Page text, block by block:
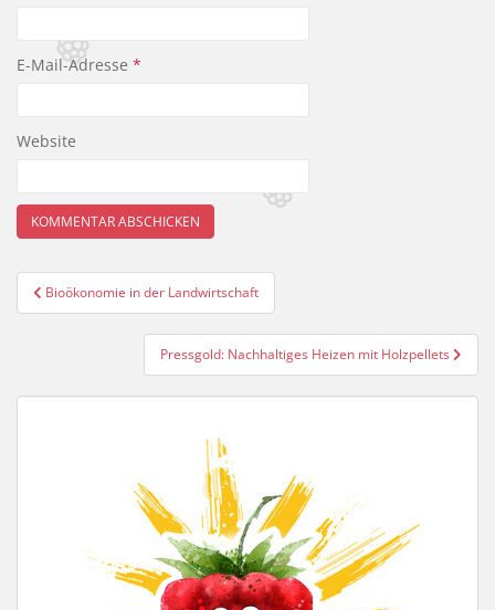
E-Mail-Adresse *
Website
Beitragsnavigation
Bioökonomie in der Landwirtschaft
Pressgold: Nachhaltiges Heizen mit Holzpellets